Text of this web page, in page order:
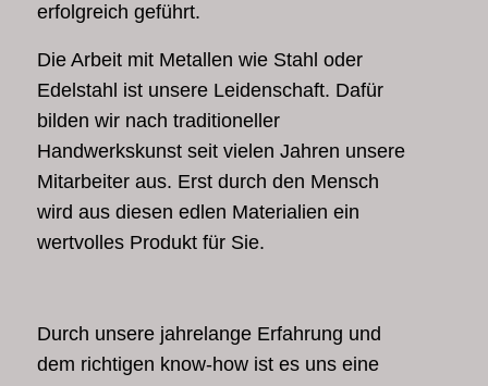
erfolgreich geführt.
Die Arbeit mit Metallen wie Stahl oder
Edelstahl ist unsere Leidenschaft. Dafür
bilden wir nach traditioneller
Handwerkskunst seit vielen Jahren unsere
Mitarbeiter aus. Erst durch den Mensch
wird aus diesen edlen Materialien ein
wertvolles Produkt für Sie.
Durch unsere jahrelange Erfahrung und
dem richtigen know-how ist es uns eine